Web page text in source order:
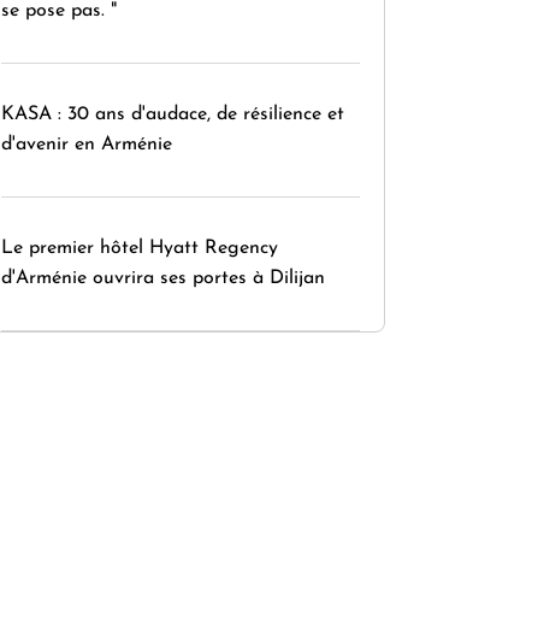
se pose pas. "
KASA : 30 ans d'audace, de résilience et
d'avenir en Arménie
Le premier hôtel Hyatt Regency
d'Arménie ouvrira ses portes à Dilijan